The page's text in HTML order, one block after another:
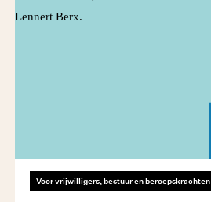
Voor vrijwilligers, bestuur en beroepskrachten